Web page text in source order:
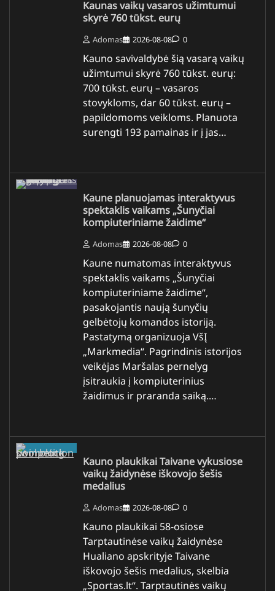
Kaunas vaikų vasaros užimtumui
skyrė 760 tūkst. eurų
Adomas 2026-08-08 0
Kauno savivaldybė šią vasarą vaikų
užimtumui skyrė 760 tūkst. eurų:
700 tūkst. eurų – vasaros
stovykloms, dar 60 tūkst. eurų –
papildomoms veikloms. Planuota
surengti 193 pamainas ir į jas…
Kaune planuojamas interaktyvus
spektaklis vaikams „Šunyčiai
kompiuteriniame žaidime“
Adomas 2026-08-08 0
Kaune numatomas interaktyvus
spektaklis vaikams „Šunyčiai
kompiuteriniame žaidime“,
pasakojantis naują šunyčių
gelbėtojų komandos istoriją.
Pastatymą organizuoja VšĮ
„Markmedia“. Pagrindinis istorijos
veikėjas Maršalas pernelyg
įsitraukia į kompiuterinius
žaidimus ir praranda saiką.…
Kauno plaukikai Taivane vykusiose
vaikų žaidynėse iškovojo šešis
medalius
Adomas 2026-08-08 0
Kauno plaukikai 58-osiose
Tarptautinėse vaikų žaidynėse
Hualiano apskrityje Taivane
iškovojo šešis medalius, skelbia
„Sportas.lt“. Tarptautinės vaikų